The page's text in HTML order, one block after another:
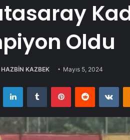
Oldu
KAZBEK Mayıs 5, 2024
LinkedInTumblr PinterestReddit